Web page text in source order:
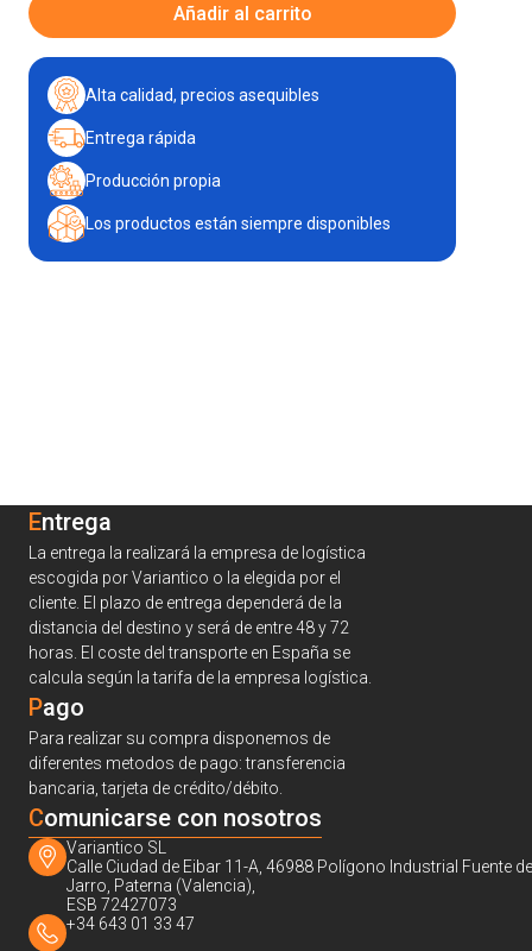
Añadir al carrito
Alta calidad, precios asequibles
Entrega rápida
Producción propia
Los productos están siempre disponibles
Entrega
La entrega la realizará la empresa de logística
escogida por Variantico o la elegida por el
cliente. El plazo de entrega dependerá de la
distancia del destino y será de entre 48 y 72
horas. El coste del transporte en España se
calcula según la tarifa de la empresa logística.
Pago
Para realizar su compra disponemos de
diferentes metodos de pago: transferencia
bancaria, tarjeta de crédito/débito.
Comunicarse con nosotros
Variantico SL
Calle Ciudad de Eibar 11-A, 46988 Polígono Industrial Fuente
Jarro, Paterna (Valencia),
ESB 72427073
+34 643 01 33 47